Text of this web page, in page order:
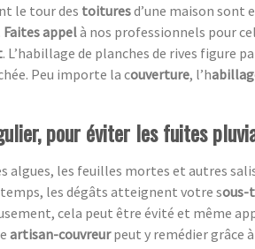
le tour des toituresd’une maison sont
Faites appelà nos professionnels pour
. L’habillage de planches de rives figure
Peu importe la couverture, l’h
pour éviter les fuites
algues, les feuilles mortes et autres
les dégâts atteignent votre sous-
cela peut être évité et même
artisan-couvreurpeut y remédier grâce